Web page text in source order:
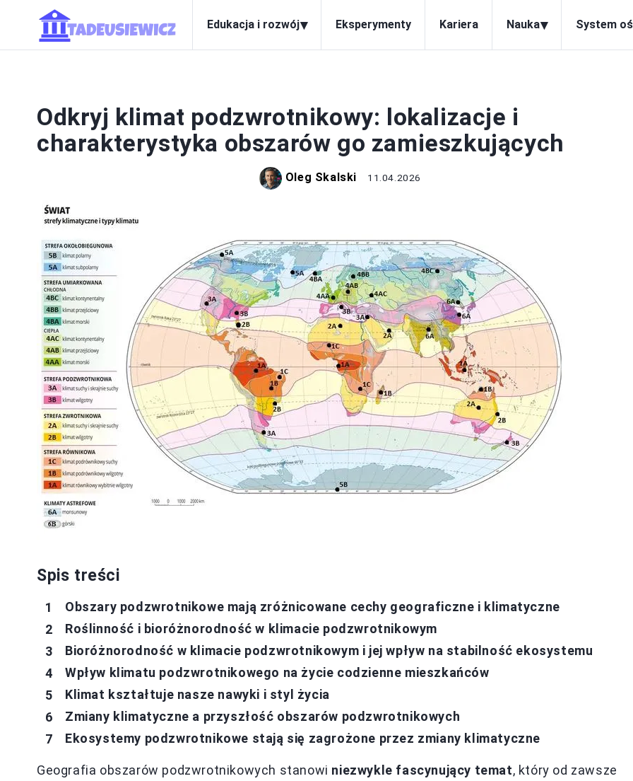
Edukacja i rozwój▾ Eksperymenty Kariera Nauka▾ System
Odkryj klimat podzwrotnikowy: lokalizacje i
charakterystyka obszarów go zamieszkujących
Oleg Skalski 11.04.2026
Spis treści
Obszary podzwrotnikowe mają zróżnicowane cechy geograficzne i klimatyczne
Roślinność i bioróżnorodność w klimacie podzwrotnikowym
Bioróżnorodność w klimacie podzwrotnikowym i jej wpływ na stabilność ekosystemu
Wpływ klimatu podzwrotnikowego na życie codzienne mieszkańców
Klimat kształtuje nasze nawyki i styl życia
Zmiany klimatyczne a przyszłość obszarów podzwrotnikowych
Ekosystemy podzwrotnikowe stają się zagrożone przez zmiany klimatyczne
Geografia obszarów podzwrotnikowych stanowi niezwykle fascynujący temat, który od zawsze